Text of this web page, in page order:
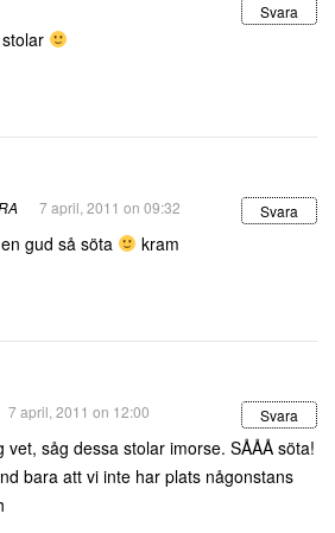
Svara
7 april, 2011 on 09:32 Svara
gud så söta kram
7 april, 2011 on 12:00 Svara
vet, såg dessa stolar imorse. SÅÅÅ söta!
bara att vi inte har plats någonstans